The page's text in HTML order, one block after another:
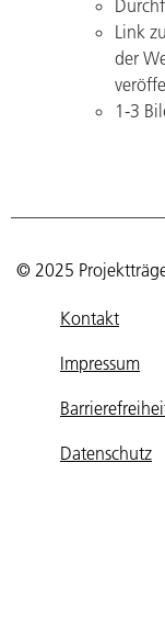
Link
der
1-3
© 2025
Kontakt
Impressum
Datenschutz